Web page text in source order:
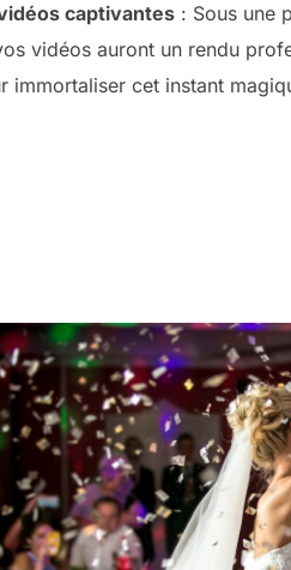
captivantes : Sous une
vidéos auront un rendu
immortaliser cet instant